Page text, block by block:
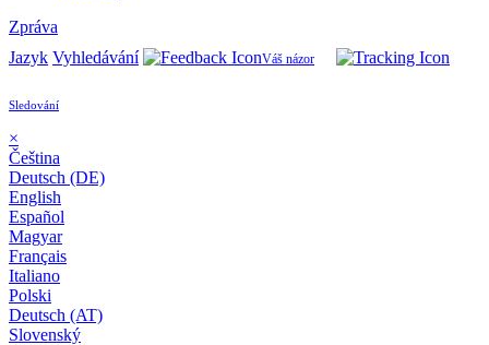
Zpráva
Jazyk Vyhledávání Váš názor
Sledování
×
Čeština
Deutsch (DE)
English
Español
Magyar
Français
Italiano
Polski
Deutsch (AT)
Slovenský